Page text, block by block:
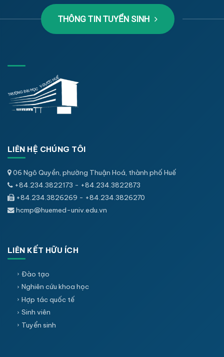
THÔNG TIN TUYỂN SINH
LIÊN HỆ CHÚNG TÔI
06 Ngô Quyền, phường Thuận Hoá, thành phố Huế
+84.234.3822173 - +84.234.3822873
+84.234.3826269 - +84.234.3826270
hcmp@huemed-univ.edu.vn
LIÊN KẾT HỮU ÍCH
Đào tạo
Nghiên cứu khoa học
Hợp tác quốc tế
Sinh viên
Tuyển sinh